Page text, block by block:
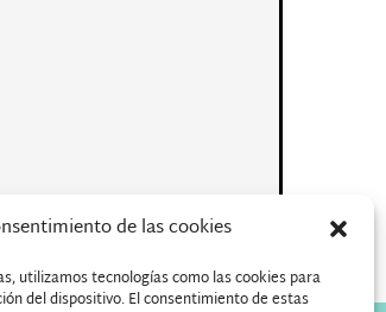
de las cookies
utilizamos tecnologías como las cookies para
del dispositivo. El consentimiento de estas